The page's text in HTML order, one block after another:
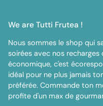
We are Tutti Frutea !
Nous sommes le shop qui
soirées avec nos recharges
économique, c'est
idéal pour ne plus jamais
préférée. Commande ton
profite d'un max de